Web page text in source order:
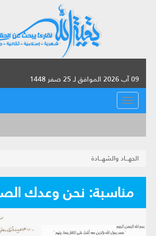
09 آب 2026 الموافق لـ 25 صفر 1448
القائمة
الجهـــاد والشهـــادة
مناسبة: نحن وعدك